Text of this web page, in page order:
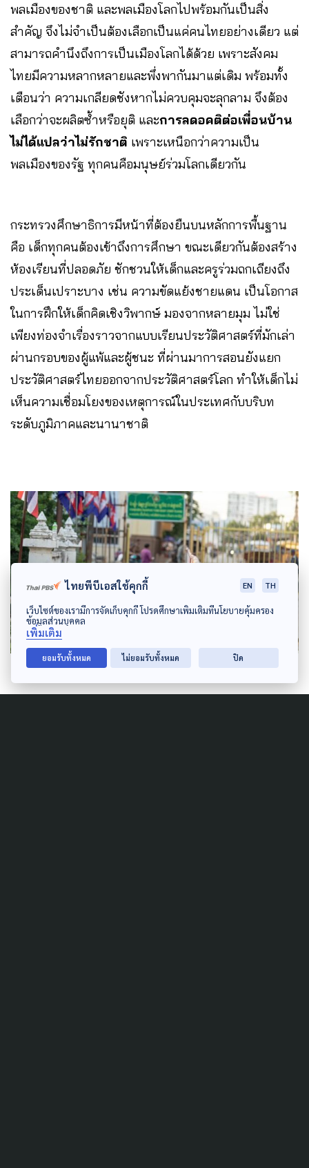
พลเมืองของชาติ และพลเมืองโลกไปพร้อมกันเป็นสิ่ง
สำคัญ จึงไม่จำเป็นต้องเลือกเป็นแค่คนไทยอย่างเดียว แต่
สามารถคำนึงถึงการเป็นเมืองโลกได้ด้วย เพราะสังคม
ไทยมีความหลากหลายและพึ่งพากันมาแต่เดิม พร้อมทั้ง
เตือนว่า ความเกลียดชังหากไม่ควบคุมจะลุกลาม จึงต้อง
เลือกว่าจะผลิตซ้ำหรือยุติ และการลดอคติต่อเพื่อนบ้าน
ไม่ได้แปลว่าไม่รักชาติ เพราะเหนือกว่าความเป็น
พลเมืองของรัฐ ทุกคนคือมนุษย์ร่วมโลกเดียวกัน
กระทรวงศึกษาธิการมีหน้าที่ต้องยืนบนหลักการพื้นฐาน
คือ เด็กทุกคนต้องเข้าถึงการศึกษา ขณะเดียวกันต้องสร้าง
ห้องเรียนที่ปลอดภัย ชักชวนให้เด็กและครูร่วมถกเถียงถึง
ประเด็นเปราะบาง เช่น ความขัดแย้งชายแดน เป็นโอกาส
ในการฝึกให้เด็กคิดเชิงวิพากษ์ มองจากหลายมุม ไม่ใช่
เพียงท่องจำเรื่องราวจากแบบเรียนประวัติศาสตร์ที่มักเล่า
ผ่านกรอบของผู้แพ้และผู้ชนะ ที่ผ่านมาการสอนยังแยก
ประวัติศาสตร์ไทยออกจากประวัติศาสตร์โลก ทำให้เด็กไม่
เห็นความเชื่อมโยงของเหตุการณ์ในประเทศกับบริบท
ระดับภูมิภาคและนานาชาติ
ไทยพีบีเอสใช้คุกกี้ EN TH
เว็บไซต์ของเรามีการจัดเก็บคุกกี้ โปรดศึกษาเพิ่มเติมที่นโยบายคุ้มครอง
ข้อมูลส่วนบุคคล
เพิ่มเติม
ยอมรับทั้งหมด ไม่ยอมรับทั้งหมด ปิด